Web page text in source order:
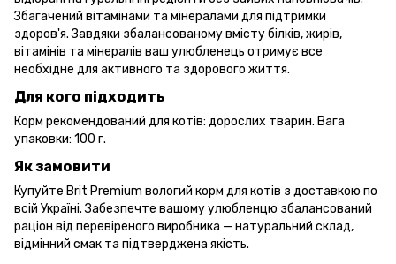
Збагачений вітамінами та мінералами для підтримки
здоров'я. Завдяки збалансованому вмісту білків, жирів,
вітамінів та мінералів ваш улюбленець отримує все
необхідне для активного та здорового життя.
Для кого підходить
Корм рекомендований для котів: дорослих тварин. Вага
упаковки: 100 г.
Як замовити
Купуйте Brit Premium вологий корм для котів з доставкою по
всій Україні. Забезпечте вашому улюбленцю збалансований
раціон від перевіреного виробника — натуральний склад,
відмінний смак та підтверджена якість.